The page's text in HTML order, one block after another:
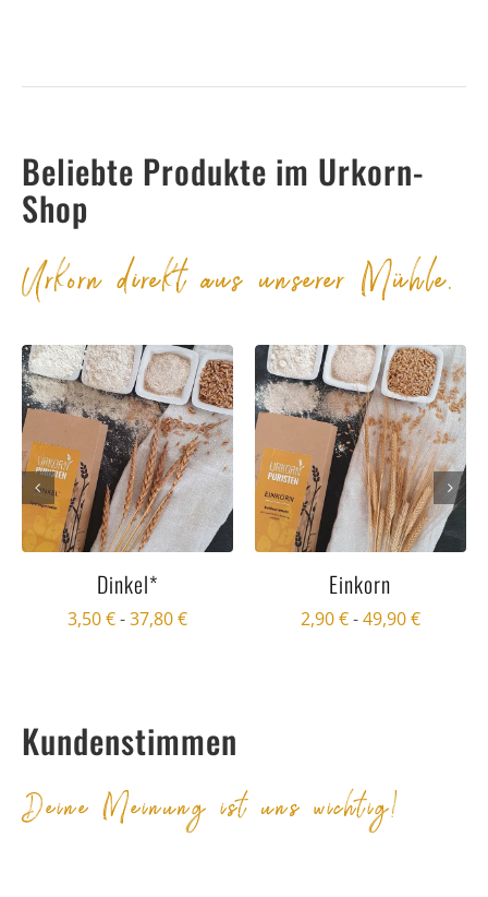
Beliebte Produkte im Urkorn-
Shop
Urkorn direkt aus unserer Mühle.
Dinkel*
3,50€-37,80€
Einkorn
2,90€-49,90€
Kundenstimmen
Deine Meinung ist uns wichtig!